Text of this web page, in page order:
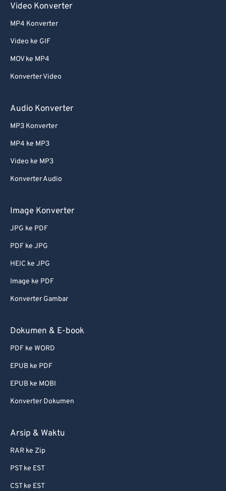
Video Konverter
MP4 Konverter
Video ke GIF
MOV ke MP4
Konverter Video
Audio Konverter
MP3 Konverter
MP4 ke MP3
Video ke MP3
Konverter Audio
Image Konverter
JPG ke PDF
PDF ke JPG
HEIC ke JPG
Image ke PDF
Konverter Gambar
Dokumen & E-book
PDF ke WORD
EPUB ke PDF
EPUB ke MOBI
Konverter Dokumen
Arsip & Waktu
RAR ke Zip
PST ke EST
CST ke EST